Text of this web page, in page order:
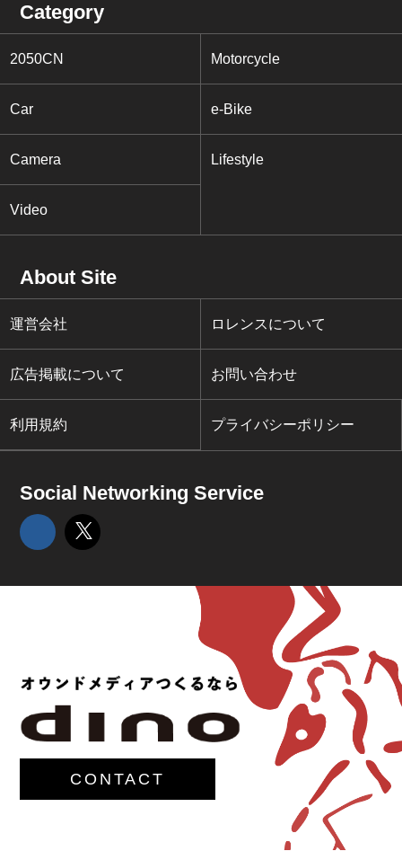
Category
2050CN Motorcycle
Car e-Bike
Camera Lifestyle
Video
About Site
運営会社 ロレンスについて
広告掲載について お問い合わせ
利用規約 プライバシーポリシー
Social Networking Service
CONTACT